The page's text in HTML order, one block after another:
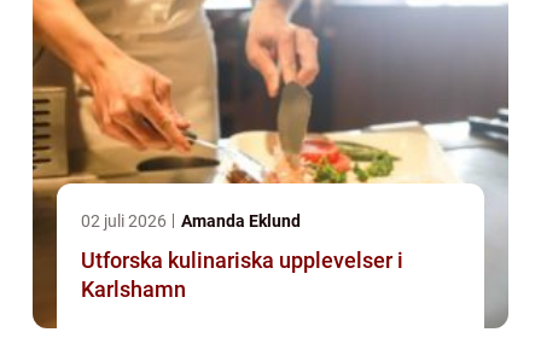
02 juli 2026 Amanda Eklund
Utforska kulinariska upplevelser i
Karlshamn